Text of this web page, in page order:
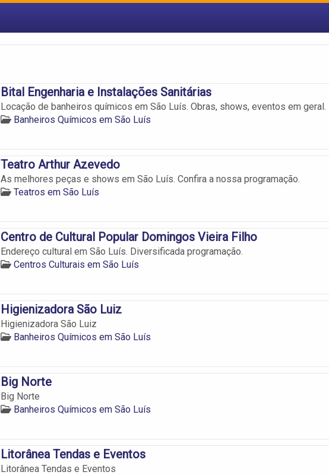
Bital Engenharia e Instalações Sanitárias
Locação de banheiros químicos em São Luís. Obras, shows, eventos em geral.
Banheiros Químicos em São Luís
Teatro Arthur Azevedo
As melhores peças e shows em São Luís. Confira a nossa programação.
Teatros em São Luís
Centro de Cultural Popular Domingos Vieira Filho
Endereço cultural em São Luís. Diversificada programação.
Centros Culturais em São Luís
Higienizadora São Luiz
Higienizadora São Luiz
Banheiros Químicos em São Luís
Big Norte
Big Norte
Banheiros Químicos em São Luís
Litorânea Tendas e Eventos
Litorânea Tendas e Eventos